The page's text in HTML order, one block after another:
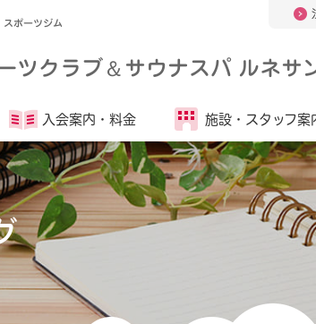
ポーツジム
ツクラブ＆サウナスパ ルネサ
入会案内・ 料金 施設・ スタッフ案